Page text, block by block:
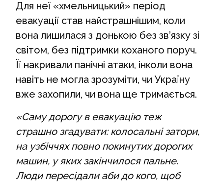
Для неї «хмельницький» період
евакуації став найстрашнішим, коли
вона лишилася з донькою без зв’язку зі
світом, без підтримки коханого поруч.
Її накривали панічні атаки, інколи вона
навіть не могла зрозуміти, чи Україну
вже захопили, чи вона ще тримається.
«Саму дорогу в евакуацію теж
страшно згадувати: колосальні затори,
на узбіччях повно покинутих дорогих
машин, у яких закінчилося пальне.
Люди пересідали аби до кого, щоб